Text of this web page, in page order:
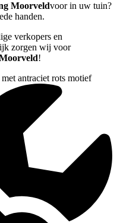
Moorveldvoor in uw tuin?
handen.
verkopers en
zorgen wij voor
!